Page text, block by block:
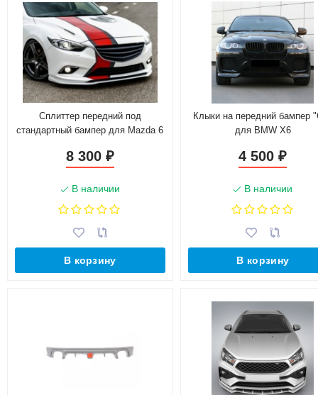
Сплиттер передний под
стандартный бампер для Mazda 6
8 300 ₽
В наличии
В корзину
Клыки на передний бампер
для BMW X6
4 500₽
В наличии
В корзину